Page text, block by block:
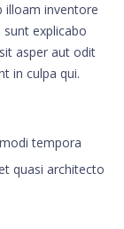
illoam inventore
explicabo
asper aut odit
in culpa qui.
tempora
quasi architecto